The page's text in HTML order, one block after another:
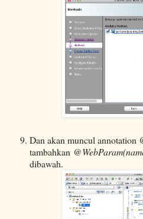
Dan akan muncul annotation
tambahkan
dibawah.